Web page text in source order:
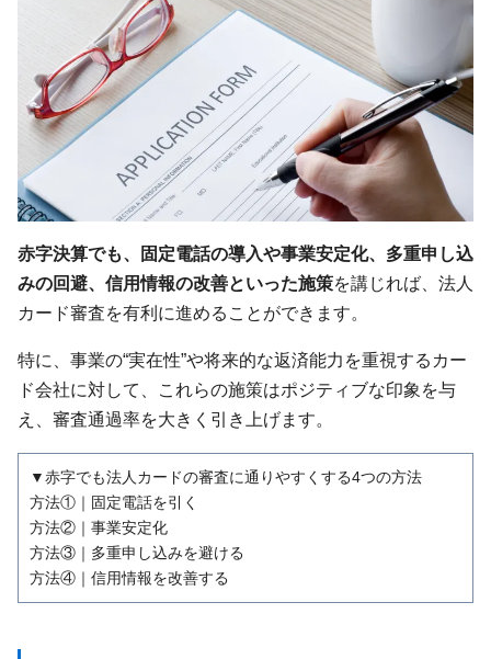
赤字決算でも、固定電話の導入や事業安定化、多重申し込
みの回避、信用情報の改善といった施策を講じれば、法人
カード審査を有利に進めることができます。
特に、事業の“実在性”や将来的な返済能力を重視するカー
ド会社に対して、これらの施策はポジティブな印象を与
え、審査通過率を大きく引き上げます。
▼赤字でも法人カードの審査に通りやすくする4つの方法
方法①｜固定電話を引く
方法②｜事業安定化
方法③｜多重申し込みを避ける
方法④｜信用情報を改善する